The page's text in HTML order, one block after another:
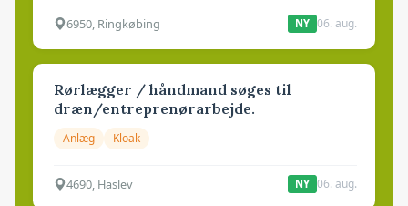
6950, Ringkøbing NY 06. aug.
Rørlægger / håndmand søges til
dræn/entreprenørarbejde.
Anlæg Kloak
4690, Haslev NY 06. aug.